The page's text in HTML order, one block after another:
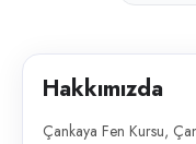
Hakkımızda
Çankaya Fen Kursu,